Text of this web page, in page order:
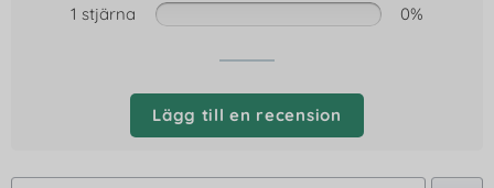
1 stjärna 0%
Lägg till en recension